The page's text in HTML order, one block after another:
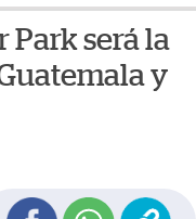
Park será la
y